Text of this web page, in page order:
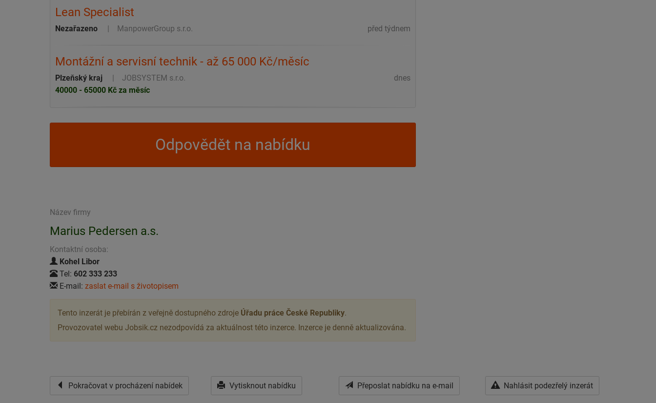
Lean Specialist
před týdnem
Nezařazeno ManpowerGroup s.r.o.
Montážní a servisní technik - až 65 000 Kč/měsíc
dnes
Plzeňský kraj
JOBSYSTEM s.r.o.
40000 - 65000 Kč za měsíc
Odpovědět na nabídku
Název firmy
Marius Pedersen a.s.
Kontaktní osoba:
Kohel Libor
Tel: 602 333 233
E-mail: zaslat e-mail s životopisem
Tento inzerát je přebírán z veřejně dostupného zdroje Úřadu práce České Republiky.
Provozovatel webu Jobsik.cz nezodpovídá za aktuálnost této inzerce. Inzerce je denně aktualizována.
Pokračovat v procházení nabídek Vytisknout nabídku Přeposlat nabídku na e-mail Nahlásit podezřelý inzerát